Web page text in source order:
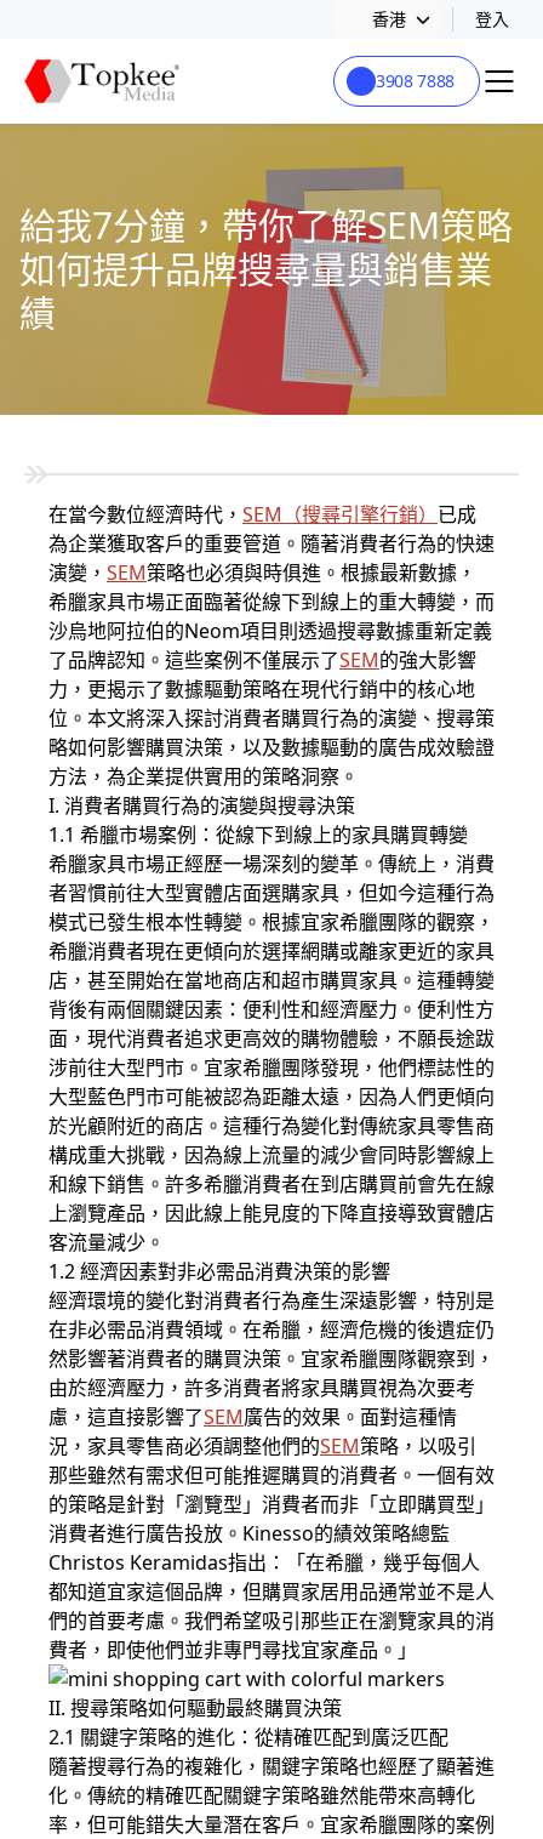
香港 登入
3908 7888
給我7分鐘，帶你了解SEM策略
如何提升品牌搜尋量與銷售業
績
在當今數位經濟時代， SEM （搜尋引擎行銷） 已成
為企業獲取客戶的重要管道。隨著消費者行為的快速
演變， SEM策略也必須與時俱進。根據最新數據，
希臘家具市場正面臨著從線下到線上的重大轉變，而
沙烏地阿拉伯的Neom項目則透過搜尋數據重新定義
了品牌認知。這些案例不僅展示了SEM的強大影響
力，更揭示了數據驅動策略在現代行銷中的核心地
位。本文將深入探討消費者購買行為的演變、搜尋策
略如何影響購買決策，以及數據驅動的廣告成效驗證
方法，為企業提供實用的策略洞察。
I. 消費者購買行為的演變與搜尋決策
1.1 希臘市場案例：從線下到線上的家具購買轉變
希臘家具市場正經歷一場深刻的變革。傳統上，消費
者習慣前往大型實體店面選購家具，但如今這種行為
模式已發生根本性轉變。根據宜家希臘團隊的觀察，
希臘消費者現在更傾向於選擇網購或離家更近的家具
店，甚至開始在當地商店和超市購買家具。這種轉變
背後有兩個關鍵因素：便利性和經濟壓力。便利性方
面，現代消費者追求更高效的購物體驗，不願長途跋
涉前往大型門市。宜家希臘團隊發現，他們標誌性的
大型藍色門市可能被認為距離太遠，因為人們更傾向
於光顧附近的商店。這種行為變化對傳統家具零售商
構成重大挑戰，因為線上流量的減少會同時影響線上
和線下銷售。許多希臘消費者在到店購買前會先在線
上瀏覽產品，因此線上能見度的下降直接導致實體店
客流量減少。
1.2 經濟因素對非必需品消費決策的影響
經濟環境的變化對消費者行為產生深遠影響，特別是
在非必需品消費領域。在希臘，經濟危機的後遺症仍
然影響著消費者的購買決策。宜家希臘團隊觀察到，
由於經濟壓力，許多消費者將家具購買視為次要考
慮，這直接影響了SEM廣告的效果。面對這種情
況，家具零售商必須調整他們的SEM策略，以吸引
那些雖然有需求但可能推遲購買的消費者。一個有效
的策略是針對「瀏覽型」消費者而非「立即購買型」
消費者進行廣告投放。Kinesso的績效策略總監
Christos Keramidas指出：「在希臘，幾乎每個人
都知道宜家這個品牌，但購買家居用品通常並不是人
們的首要考慮。我們希望吸引那些正在瀏覽家具的消
費者，即使他們並非專門尋找宜家產品。」
II. 搜尋策略如何驅動最終購買決策
2.1 關鍵字策略的進化：從精確匹配到廣泛匹配
隨著搜尋行為的複雜化，關鍵字策略也經歷了顯著進
化。傳統的精確匹配關鍵字策略雖然能帶來高轉化
率，但可能錯失大量潛在客戶。宜家希臘團隊的案例